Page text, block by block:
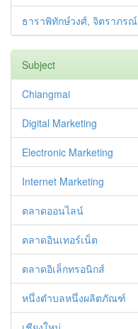
ธาราพิทักษ์วงศ์, จิตราภรณ์
Subject
Chiangmai
Digital Marketing
Electronic Marketing
Internet Marketing
ตลาดออนไลน์
ตลาดอินเทอร์เน็ต
ตลาดอิเล็กทรอนิกส์
หนึ่งตำบลหนึ่งผลิตภัณฑ์